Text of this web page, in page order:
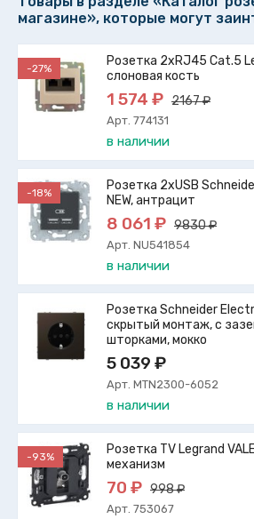
магазине», которые могут
-27%
Розетка 2xRJ45 Cat.5
слоновая кость
1 574 ₽ 2167 ₽
Арт. 774131
в наличии
-18%
Розетка 2xUSB
NEW, антрацит
8 061 ₽ 9830 ₽
Арт. NU541854
в наличии
Розетка Schneider
скрытый монтаж, с
шторками, мокко
5 039 ₽
Арт. MTN2300-6052
в наличии
-93%
Розетка TV Legrand
механизм
70 ₽ 998 ₽
Арт. 753067